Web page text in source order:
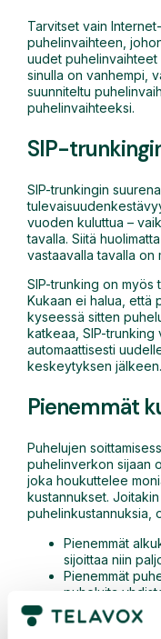
Tarvitset vain
puhelinvaihteen,
uudet puhelinvaihteet
sinulla on vanhempi,
suunniteltu
puhelinvaihteeksi.
SIP-
SIP-trunkingin
vuoden kuluttua –
tavalla. Siitä
vastaavalla tavalla on
SIP-trunking on myös
Kukaan ei halua, että
kyseessä sitten
katkeaa, SIP-trunking
automaattisesti
keskeytyksen jälkeen.
Pienemmät
Puhelujen
puhelinverkon sijaan
joka houkuttelee
kustannukset.
puhelinkustannuksia,
Pienemmät
sijoittaa niin
Pienemmät
puheluita
Vähennetään
Sinun ei